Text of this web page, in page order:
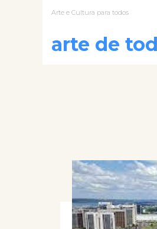
Arte e Cultura para todos
arte de